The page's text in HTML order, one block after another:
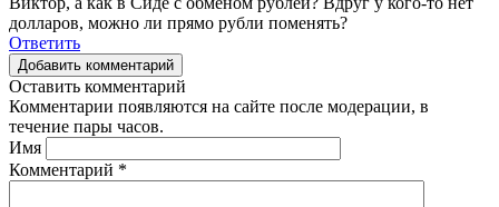
долларов, можно ли прямо рубли поменять?
Ответить
Добавить комментарий
Оставить комментарий
Комментарии появляются на сайте после модерации, в
течение пары часов.
Имя
Комментарий *